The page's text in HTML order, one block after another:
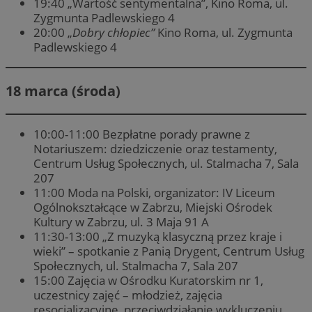
19:40 „Wartość sentymentalna”, Kino Roma, ul.
Zygmunta Padlewskiego 4
20:00 „Dobry chłopiec”Kino Roma, ul. Zygmunta
Padlewskiego 4
18 marca (środa)
10:00-11:00 Bezpłatne porady prawne z
Notariuszem: dziedziczenie oraz testamenty,
Centrum Usług Społecznych, ul. Stalmacha 7, Sala
207
11:00 Moda na Polski, organizator: IV Liceum
Ogólnokształcące w Zabrzu, Miejski Ośrodek
Kultury w Zabrzu, ul. 3 Maja 91 A
11:30-13:00 „Z muzyką klasyczną przez kraje i
wieki” – spotkanie z Panią Drygent, Centrum Usług
Społecznych, ul. Stalmacha 7, Sala 207
15:00 Zajęcia w Ośrodku Kuratorskim nr 1,
uczestnicy zajęć – młodzież, zajęcia